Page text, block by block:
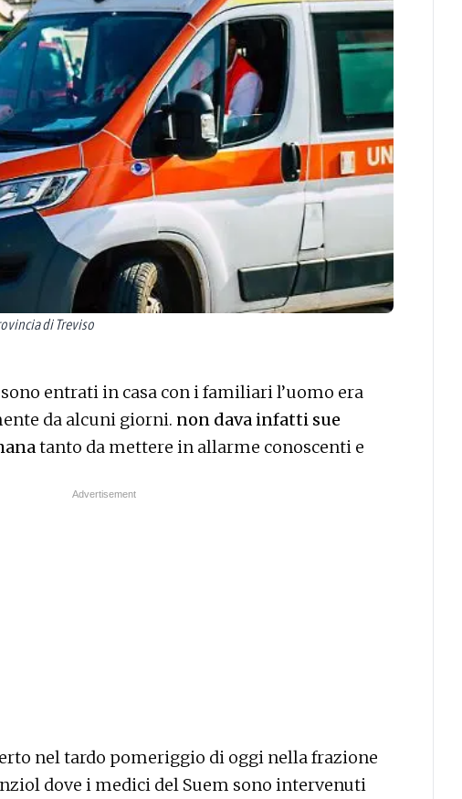
di Treviso
entrati in casa con i familiari l’uomo era
da alcuni giorni. non dava infatti sue
tanto da mettere in allarme conoscenti e
nel tardo pomeriggio di oggi nella frazione
dove i medici del Suem sono intervenuti